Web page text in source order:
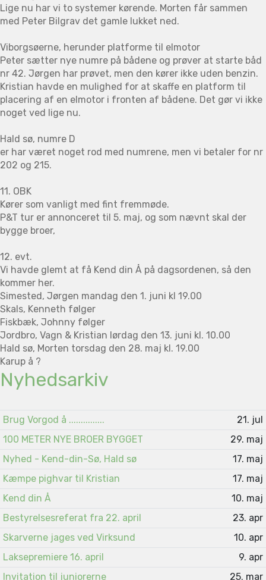
Lige nu har vi to systemer kørende. Morten får sammen
med Peter Bilgrav det gamle lukket ned.
Viborgsøerne, herunder platforme til elmotor
Peter sætter nye numre på bådene og prøver at starte båd
nr 42. Jørgen har prøvet, men den kører ikke uden benzin.
Kristian havde en mulighed for at skaffe en platform til
placering af en elmotor i fronten af bådene. Det gør vi ikke
noget ved lige nu.
Hald sø, numre D
er har været noget rod med numrene, men vi betaler for nr
202 og 215.
11. OBK
Kører som vanligt med fint fremmøde.
P&T tur er annonceret til 5. maj, og som nævnt skal der
bygge broer,
12. evt.
Vi havde glemt at få Kend din Å på dagsordenen, så den
kommer her.
Simested, Jørgen mandag den 1. juni kl 19.00
Skals, Kenneth følger
Fiskbæk, Johnny følger
Jordbro, Vagn & Kristian lørdag den 13. juni kl. 10.00
Hald sø, Morten torsdag den 28. maj kl. 19.00
Karup å ?
Nyhedsarkiv
Brug Vorgod å ...............
21. jul
100 METER NYE BROER BYGGET
29. maj
Nyhed - Kend-din-Sø, Hald sø
17. maj
Kæmpe pighvar til Kristian
17. maj
Kend din Å
10. maj
Bestyrelsesreferat fra 22. april
23. apr
Skarverne jages ved Virksund
10. apr
Laksepremiere 16. april
9. apr
Invitation til juniorerne
25. mar